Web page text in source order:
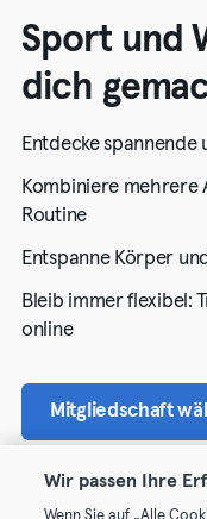
Sport und
dich
Entdecke
Kombiniere mehrere
Routine
Entspanne Körper
Bleib immer flexibel:
online
Mitgliedschaft
Wir passen Ihre